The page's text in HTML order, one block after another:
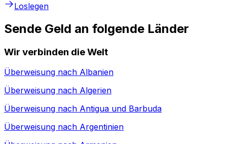
Loslegen
Sende Geld an folgende Länder
Wir verbinden die Welt
Überweisung nach Albanien
Überweisung nach Algerien
Überweisung nach Antigua und Barbuda
Überweisung nach Argentinien